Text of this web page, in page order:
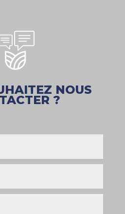
NOUS
?